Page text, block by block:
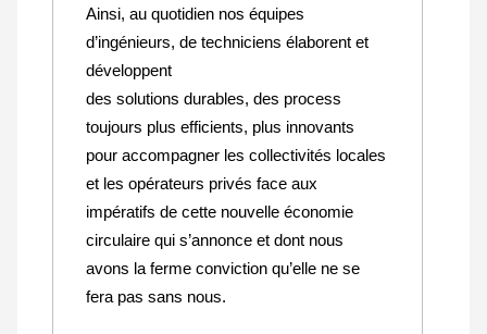
Ainsi, au quotidien nos équipes
d’ingénieurs, de techniciens élaborent et
développent
des solutions durables, des process
toujours plus efficients, plus innovants
pour accompagner les collectivités locales
et les opérateurs privés face aux
impératifs de cette nouvelle économie
circulaire qui s’annonce et dont nous
avons la ferme conviction qu’elle ne se
fera pas sans nous.